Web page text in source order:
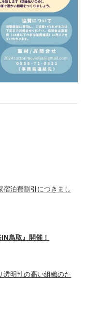
宿泊費割引につきまし
鳥取』開催！
透明性の高い組織のた